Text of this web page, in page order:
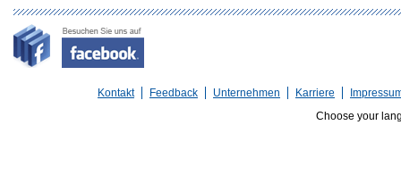
Kontakt Feedback Unternehmen Karriere
Choose your